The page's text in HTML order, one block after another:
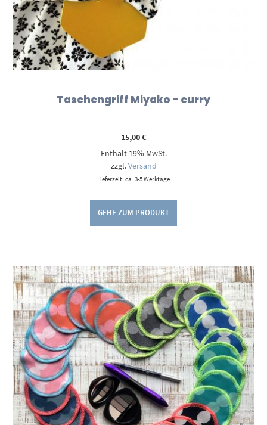
Taschengriff Miyako – curry
15,00€
Enthält 19% MwSt.
zzgl.Versand
Lieferzeit: ca. 3-5 Werktage
GEHE ZUM PRODUKT